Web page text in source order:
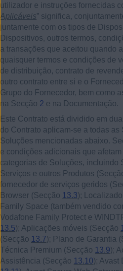
utilizador e instruções fornecidas
Aplicáveis” significa,
juntamente com os tipos de
Dispositivos, outros termos,
a transações que aceitou quando
quaisquer termos e condições de
de distribuição, contrato de
outro contrato entre si e o
Grupo do Fornecedor, bem como
na Secção 2 e na Documentação.
Este Contrato está dividido em
do Contrato aplicam-se a todas
Soluções mencionadas abaixo.
e condições adicionais que
categorias de Soluções, incluindo
Serviços e outros Produtos
fornecedor de serviços geridos
Browser (Secção 13.3);
Family Space (também vendido
Vodafone Family Protect e
13.5); Aplicações móveis (Secção
(Secção 13.7); Plano de Garantia
Técnica Premium (Secção 13.9);
Assistência (Secção 13.10); Avast